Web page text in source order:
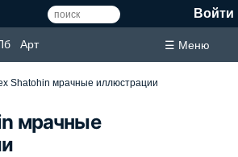
Войти
Арт ☰ Меню
Shatohin мрачные иллюстрации
мрачные